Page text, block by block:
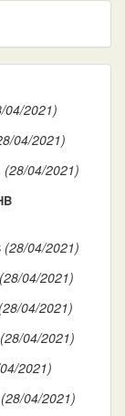
04/2021)
04/2021)
(28/04/2021)
(28/04/2021)
(28/04/2021)
(28/04/2021)
(28/04/2021)
2021)
(28/04/2021)